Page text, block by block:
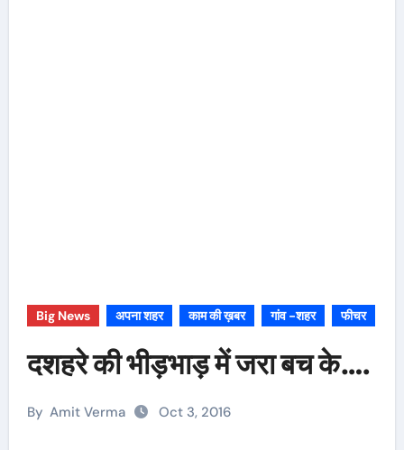
Big News अपना शहर काम की ख़बर गांव -शहर फीचर
दशहरे की भीड़भाड़ में जरा बच के….
By Amit Verma Oct 3, 2016